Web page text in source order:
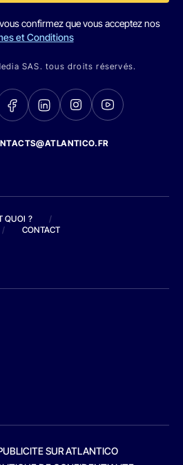
confirmez que vous acceptez nos
et Conditions
SAS. tous droits réservés.
QUOI ?
/
/ CONTACT
SUR ATLANTICO